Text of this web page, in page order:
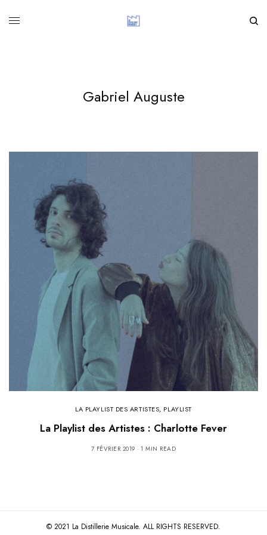
Gabriel Auguste
LA PLAYLIST DES ARTISTES, PLAYLIST
La Playlist des Artistes : Charlotte Fever
7 FÉVRIER 2019 1 MIN READ
© 2021 La Distillerie Musicale. ALL RIGHTS RESERVED.